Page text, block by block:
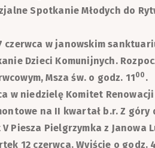
Spotkanie Młodych do
czerwca w janowskim
Dzieci Komunijnych.
Msza św. o godz. 1100 .
w niedzielę Komitet
na II kwartał b.r. Z góry
Piesza Pielgrzymka z Janowa
12 czerwca. Wyjście o godz. 4